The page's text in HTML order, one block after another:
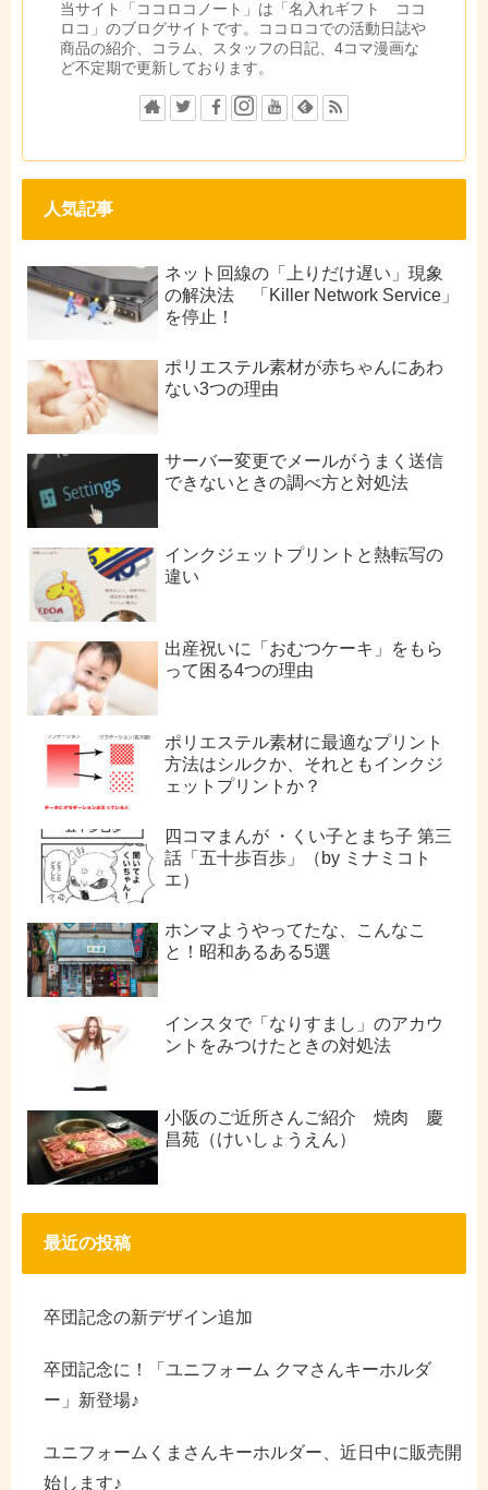
当サイト「ココロコノート」は「名入れギフト ココ
ロコ」のブログサイトです。ココロコでの活動日誌や
商品の紹介、コラム、スタッフの日記、4コマ漫画な
ど不定期で更新しております。
人気記事
ネット回線の「上りだけ遅い」現象
の解決法 「Killer Network Service」
を停止！
ポリエステル素材が赤ちゃんにあわ
ない3つの理由
サーバー変更でメールがうまく送信
できないときの調べ方と対処法
インクジェットプリントと熱転写の
違い
出産祝いに「おむつケーキ」をもら
って困る4つの理由
ポリエステル素材に最適なプリント
方法はシルクか、それともインクジ
ェットプリントか？
四コマまんが ・くい子とまち子 第三
話「五十歩百歩」（by ミナミコト
エ）
ホンマようやってたな、こんなこ
と！昭和あるある5選
インスタで「なりすまし」のアカウ
ントをみつけたときの対処法
小阪のご近所さんご紹介 焼肉 慶
昌苑（けいしょうえん）
最近の投稿
卒団記念の新デザイン追加
卒団記念に！「ユニフォーム クマさんキーホルダ
ー」新登場♪
ユニフォームくまさんキーホルダー、近日中に販売開
始します♪